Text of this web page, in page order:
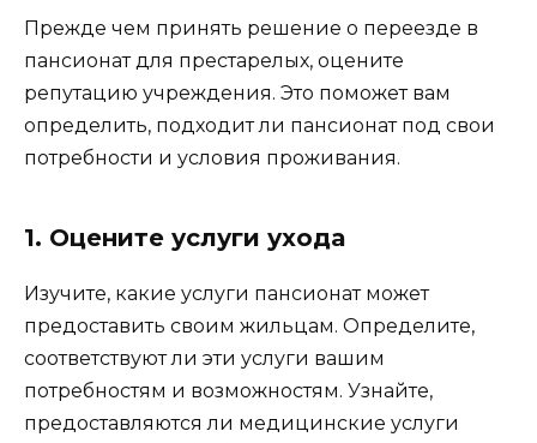
Прежде чем принять решение о переезде в
пансионат для престарелых, оцените
репутацию учреждения. Это поможет вам
определить, подходит ли пансионат под свои
потребности и условия проживания.
1. Оцените услуги ухода
Изучите, какие услуги пансионат может
предоставить своим жильцам. Определите,
соответствуют ли эти услуги вашим
потребностям и возможностям. Узнайте,
предоставляются ли медицинские услуги